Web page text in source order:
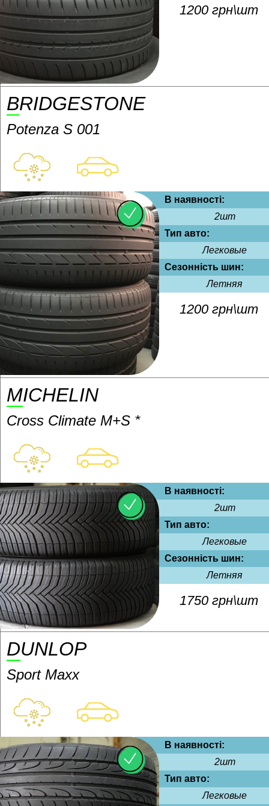
1200 грн\шт
BRIDGESTONE
Potenza S 001
В наявності:
2шт
Тип авто:
Легковые
Сезонність шин:
Летняя
1200 грн\шт
MICHELIN
Cross Climate M+S *
В наявності:
2шт
Тип авто:
Легковые
Сезонність шин:
Летняя
1750 грн\шт
DUNLOP
Sport Maxx
В наявності:
2шт
Тип авто:
Легковые